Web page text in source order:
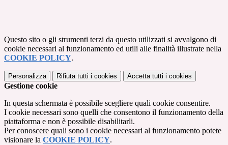
Questo sito o gli strumenti terzi da questo utilizzati si avvalgono di
cookie necessari al funzionamento ed utili alle finalità illustrate nella
COOKIE POLICY.
Personalizza Rifiuta tutti i cookies Accetta tutti i cookies
Gestione cookie
In questa schermata è possibile scegliere quali cookie consentire.
I cookie necessari sono quelli che consentono il funzionamento della
piattaforma e non è possibile disabilitarli.
Per conoscere quali sono i cookie necessari al funzionamento potete
visionare la COOKIE POLICY.